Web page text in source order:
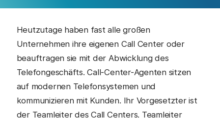
Heutzutage haben fast alle großen
Unternehmen ihre eigenen Call Center oder
beauftragen sie mit der Abwicklung des
Telefongeschäfts. Call-Center-Agenten sitzen
auf modernen Telefonsystemen und
kommunizieren mit Kunden. Ihr Vorgesetzter ist
der Teamleiter des Call Centers. Teamleiter